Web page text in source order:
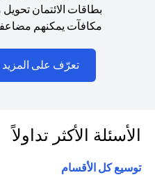
بطاقات الائتمان
مكافآت يمكنهم
تعرّف على المزيد
الأسئلة الأكثر تداولاً
توسيع كل الأقسام